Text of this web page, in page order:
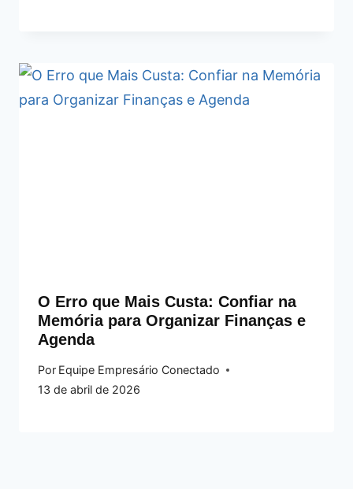
O Erro que Mais Custa: Confiar na
Memória para Organizar Finanças e
Agenda
Por Equipe Empresário Conectado
13 de abril de 2026